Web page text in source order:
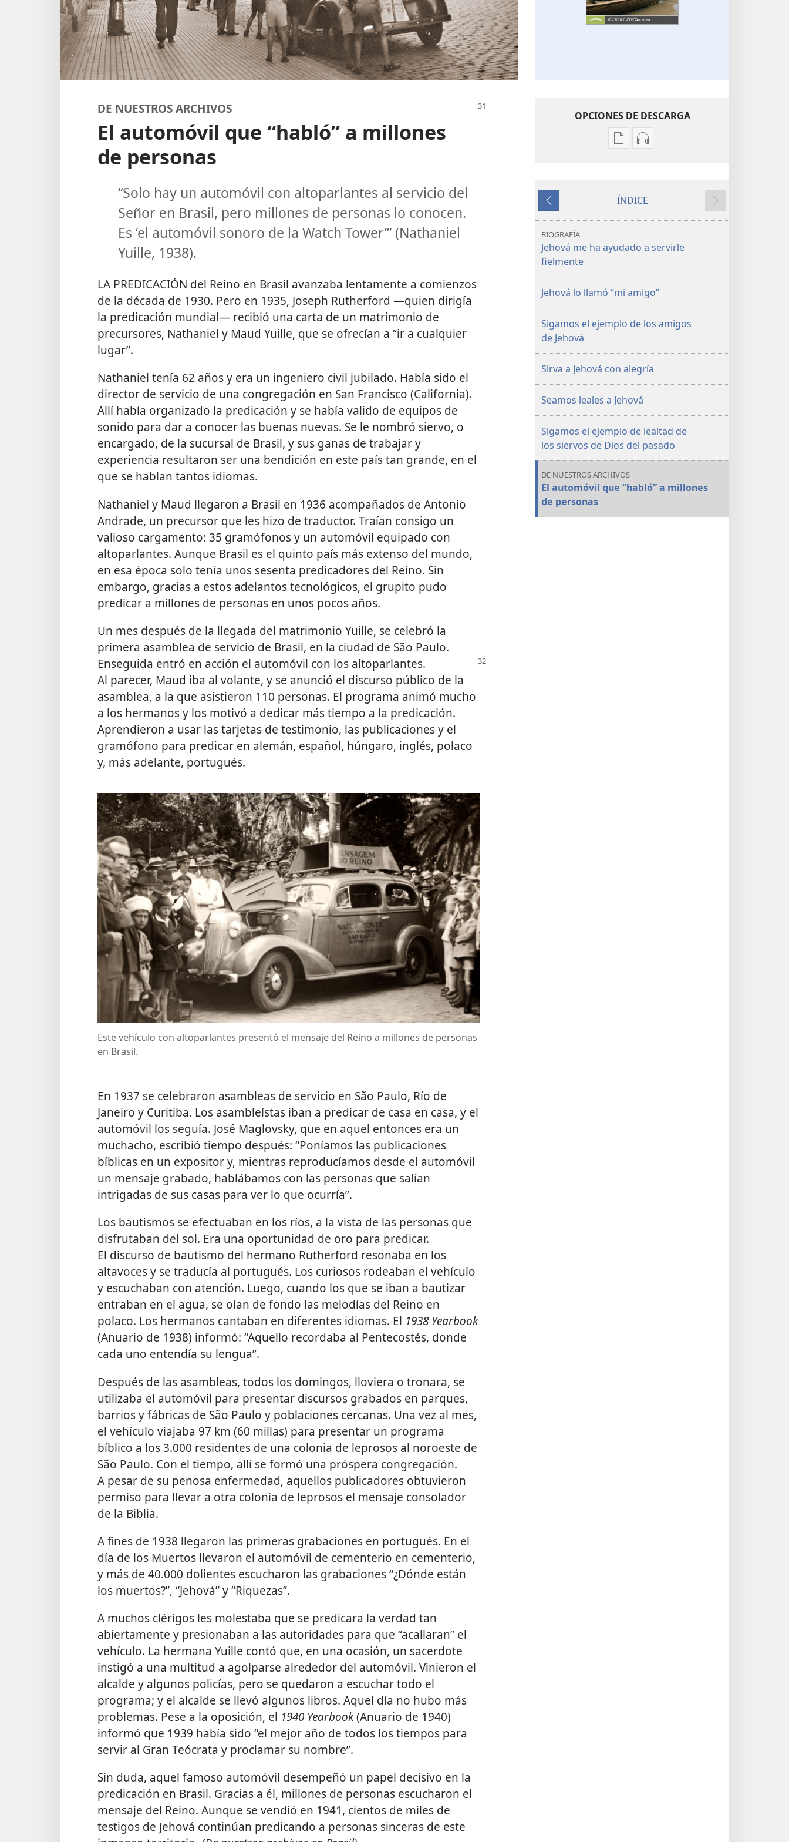
DE NUESTROS ARCHIVOS
El automóvil que “habló” a millones
de personas
“Solo hay un automóvil con altoparlantes al servicio del
Señor en Brasil, pero millones de personas lo conocen.
Es ‘el automóvil sonoro de la Watch Tower’” (Nathaniel
Yuille, 1938).
LA PREDICACIÓN del Reino en Brasil avanzaba lentamente a comienzos
de la década de 1930. Pero en 1935, Joseph Rutherford —quien dirigía
la predicación mundial— recibió una carta de un matrimonio de
precursores, Nathaniel y Maud Yuille, que se ofrecían a “ir a cualquier
lugar”.
Nathaniel tenía 62 años y era un ingeniero civil jubilado. Había sido el
director de servicio de una congregación en San Francisco (California).
Allí había organizado la predicación y se había valido de equipos de
sonido para dar a conocer las buenas nuevas. Se le nombró siervo, o
encargado, de la sucursal de Brasil, y sus ganas de trabajar y
experiencia resultaron ser una bendición en este país tan grande, en el
que se hablan tantos idiomas.
Nathaniel y Maud llegaron a Brasil en 1936 acompañados de Antonio
Andrade, un precursor que les hizo de traductor. Traían consigo un
valioso cargamento: 35 gramófonos y un automóvil equipado con
altoparlantes. Aunque Brasil es el quinto país más extenso del mundo,
en esa época solo tenía unos sesenta predicadores del Reino. Sin
embargo, gracias a estos adelantos tecnológicos, el grupito pudo
predicar a millones de personas en unos pocos años.
Un mes después de la llegada del matrimonio Yuille, se celebró la
primera asamblea de servicio de Brasil, en la ciudad de São Paulo.
Enseguida entró en acción el automóvil con los altoparlantes.
Al parecer, Maud iba al volante, y se anunció el discurso público de la
asamblea, a la que asistieron 110 personas. El programa animó mucho
a los hermanos y los motivó a dedicar más tiempo a la predicación.
Aprendieron a usar las tarjetas de testimonio, las publicaciones y el
gramófono para predicar en alemán, español, húngaro, inglés, polaco
y, más adelante, portugués.
Este vehículo con altoparlantes presentó el mensaje del Reino a millones de personas
en Brasil.
En 1937 se celebraron asambleas de servicio en São Paulo, Río de
Janeiro y Curitiba. Los asambleístas iban a predicar de casa en casa, y el
automóvil los seguía. José Maglovsky, que en aquel entonces era un
muchacho, escribió tiempo después: “Poníamos las publicaciones
bíblicas en un expositor y, mientras reproducíamos desde el automóvil
un mensaje grabado, hablábamos con las personas que salían
intrigadas de sus casas para ver lo que ocurría”.
Los bautismos se efectuaban en los ríos, a la vista de las personas que
disfrutaban del sol. Era una oportunidad de oro para predicar.
El discurso de bautismo del hermano Rutherford resonaba en los
altavoces y se traducía al portugués. Los curiosos rodeaban el vehículo
y escuchaban con atención. Luego, cuando los que se iban a bautizar
entraban en el agua, se oían de fondo las melodías del Reino en
polaco. Los hermanos cantaban en diferentes idiomas. El 1938 Yearbook
(Anuario de 1938) informó: “Aquello recordaba al Pentecostés, donde
cada uno entendía su lengua”.
Después de las asambleas, todos los domingos, lloviera o tronara, se
utilizaba el automóvil para presentar discursos grabados en parques,
barrios y fábricas de São Paulo y poblaciones cercanas. Una vez al mes,
el vehículo viajaba 97 km (60 millas) para presentar un programa
bíblico a los 3.000 residentes de una colonia de leprosos al noroeste de
São Paulo. Con el tiempo, allí se formó una próspera congregación.
A pesar de su penosa enfermedad, aquellos publicadores obtuvieron
permiso para llevar a otra colonia de leprosos el mensaje consolador
de la Biblia.
A fines de 1938 llegaron las primeras grabaciones en portugués. En el
día de los Muertos llevaron el automóvil de cementerio en cementerio,
y más de 40.000 dolientes escucharon las grabaciones “¿Dónde están
los muertos?”, “Jehová” y “Riquezas”.
A muchos clérigos les molestaba que se predicara la verdad tan
abiertamente y presionaban a las autoridades para que “acallaran” el
vehículo. La hermana Yuille contó que, en una ocasión, un sacerdote
instigó a una multitud a agolparse alrededor del automóvil. Vinieron el
alcalde y algunos policías, pero se quedaron a escuchar todo el
programa; y el alcalde se llevó algunos libros. Aquel día no hubo más
problemas. Pese a la oposición, el 1940 Yearbook(Anuario de 1940)
informó que 1939 había sido “el mejor año de todos los tiempos para
servir al Gran Teócrata y proclamar su nombre”.
Sin duda, aquel famoso automóvil desempeñó un papel decisivo en la
predicación en Brasil. Gracias a él, millones de personas escucharon el
mensaje del Reino. Aunque se vendió en 1941, cientos de miles de
testigos de Jehová continúan predicando a personas sinceras de este
OPCIONES DE DESCARGA
Opciones
publicaciones
(EDICIÓN
Febrero
de 2016 |
Atalaya
de
estudio)
Opciones
audio
(EDICIÓN
Febrero
de 2016 |
Atalaya
de
estudio)
Anterior
ÍNDICE
Siguiente
BIOGRAFÍA
Jehová me ha ayudado a servirle
fielmente
Jehová lo llamó “mi amigo”
Sigamos el ejemplo de los amigos
de Jehová
Sirva a Jehová con alegría
Seamos leales a Jehová
Sigamos el ejemplo de lealtad de
los siervos de Dios del pasado
DE NUESTROS ARCHIVOS
El automóvil que “habló” a millones
de personas